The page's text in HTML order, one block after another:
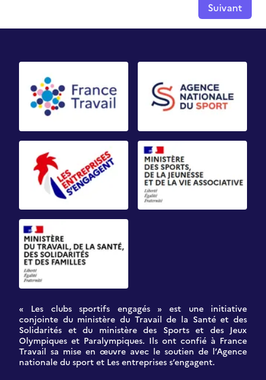
Suivant
« Les clubs sportifs engagés » est une initiative
conjointe du ministère du Travail de la Santé et des
Solidarités et du ministère des Sports et des Jeux
Olympiques et Paralympiques. Ils ont confié à France
Travail sa mise en œuvre avec le soutien de l’Agence
nationale du sport et Les entreprises s’engagent.